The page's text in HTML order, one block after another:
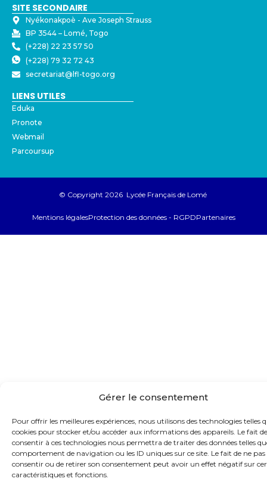
Gérer le consentement
Pour offrir les meilleures expériences, nous utilisons des technologies telles
cookies pour stocker et/ou accéder aux informations des appareils. Le fait de
consentir à ces technologies nous permettra de traiter des données telles
comportement de navigation ou les ID uniques sur ce site. Le fait de ne pas
consentir ou de retirer son consentement peut avoir un effet négatif sur
caractéristiques et fonctions.
SITE SECONDAIRE
Nyékonakpoè - ⁠Ave Joseph Strauss
BP 3544 – Lomé, Togo
(+228) 22 23 57 50
(+228) 79 32 72 43
secretariat@lfl-togo.org
LIENS UTILES
Eduka
Pronote
Webmail
Parcoursup
© Copyright 2026 Lycée Français de Lomé
Mentions légalesProtection des données - RGPDPartenaires